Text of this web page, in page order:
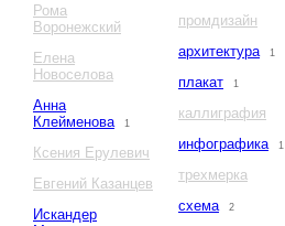
Рома
Воронежский
Елена
Новоселова
Анна
Клейменова
1
Ксения Ерулевич
Евгений Казанцев
Искандер
промдизайн
архитектура
1
плакат 1
каллиграфия
инфографика
1
трехмерка
схема
2